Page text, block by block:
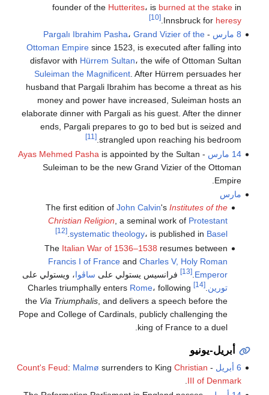
founder of the Hutterites، is burned at the stakein
Innsbruck for heresy
.
[10]
8 مارس -
Pargalı Ibrahim Pasha، Grand Vizier of the
Ottoman Empiresince 1523, is executed after falling into
disfavor with Hürrem Sultan، the wife of Ottoman Sultan
Suleiman the Magnificent. After Hürrem persuades her
husband that Pargali Ibrahim has become a threat as his
money and power have increased, Suleiman hosts an
elaborate dinner with Pargali as his guest. After the dinner
ends, Pargali prepares to go to bed but is seized and
strangled upon reaching his bedroom.
[11]
14 مارس -
Ayas Mehmed Pasha is appointed by the Sultan
Suleiman to be the new Grand Vizier of the Ottoman
Empire.
مارس
The first edition ofJohn Calvin'sInstitutes of the
Christian Religion, a seminal work of Protestant
systematic theology، is published in Basel
.
[12]
The Italian War of 1536–1538 resumes between
Francis I of France andCharles V, Holy Roman
Emperor
[13] فرانسيس يستولي على ساڤوا، ويستولي على
تورين [14]
Charles triumphally enters
Rome، following
the Via Triumphalis , and delivers a speech before the
Pope and College of Cardinals, publicly challenging the
king of France to a duel.
أبريل-يونيو
6 أبريل -
Count's Feud: Malmø surrenders to King Christian
III of Denmark
.